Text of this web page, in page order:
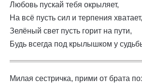
Любовь пускай тебя окрыляет,
На всё пусть сил и терпения хватает,
Зелёный свет пусть горит на пути,
Будь всегда под крылышком у
Милая сестричка, прими от брата